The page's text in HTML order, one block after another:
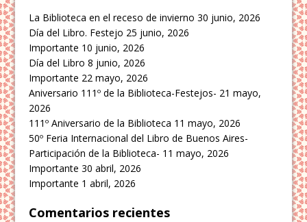
La Biblioteca en el receso de invierno 30 junio, 2026
Día del Libro. Festejo 25 junio, 2026
Importante 10 junio, 2026
Día del Libro 8 junio, 2026
Importante 22 mayo, 2026
Aniversario 111º de la Biblioteca-Festejos- 21 mayo,
2026
111º Aniversario de la Biblioteca 11 mayo, 2026
50º Feria Internacional del Libro de Buenos Aires-
Participación de la Biblioteca- 11 mayo, 2026
Importante 30 abril, 2026
Importante 1 abril, 2026
Comentarios recientes